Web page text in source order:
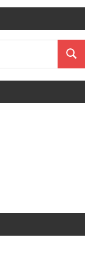
Search